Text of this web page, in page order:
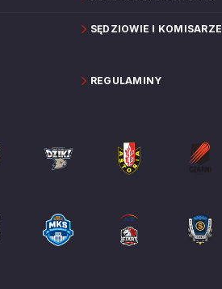
SĘDZIOWIE I KOMISARZE
REGULAMINY